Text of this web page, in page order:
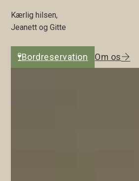
Kærlig hilsen,
Jeanett og Gitte
Bordreservation Om os